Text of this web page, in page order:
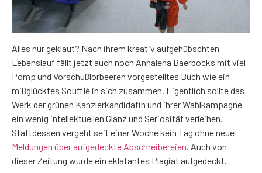
Alles nur geklaut? Nach ihrem kreativ aufgehübschten
Lebenslauf fällt jetzt auch noch Annalena Baerbocks mit viel
Pomp und Vorschußlorbeeren vorgestelltes Buch wie ein
mißglücktes Soufflé in sich zusammen. Eigentlich sollte das
Werk der grünen Kanzlerkandidatin und ihrer Wahlkampagne
ein wenig intellektuellen Glanz und Seriosität verleihen.
Stattdessen vergeht seit einer Woche kein Tag ohne neue
Meldungen über aufgedeckte Abschreibereien. Auch von
dieser Zeitung wurde ein eklatantes Plagiat aufgedeckt.